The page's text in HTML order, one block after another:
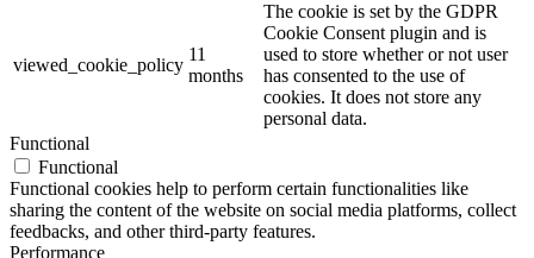
viewed_cookie_policy
11
months
The cookie is set by the GDPR
Cookie Consent plugin and is
used to store whether or not user
has consented to the use of
cookies. It does not store any
personal data.
Functional
Functional
Functional cookies help to perform certain functionalities like
sharing the content of the website on social media platforms, collect
feedbacks, and other third-party features.
Performance